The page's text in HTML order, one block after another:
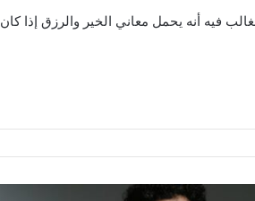
فيه أنه يحمل معاني الخير والرزق إذا كان